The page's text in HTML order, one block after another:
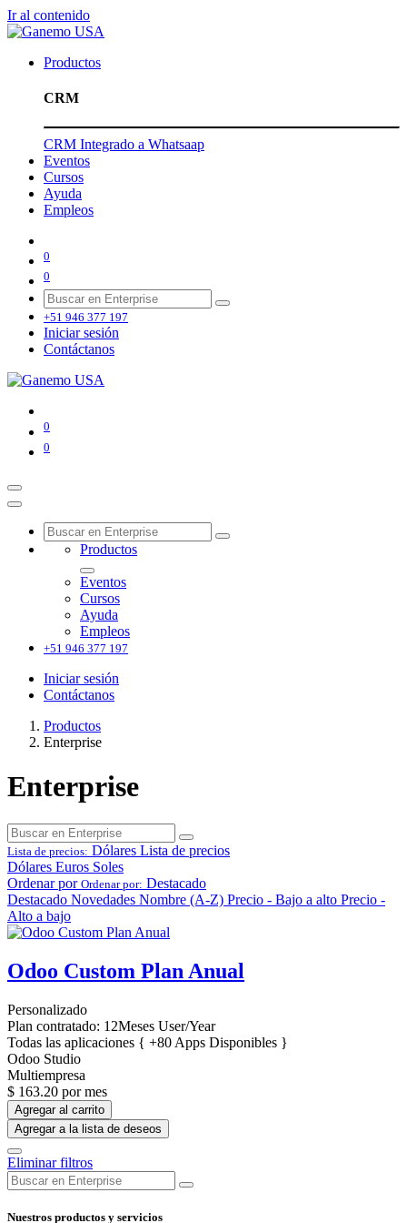
Ir al contenido
Productos
CRM
CRM Integrado a Whatsaap
Eventos
Cursos
Ayuda
Empleos
0
0
+51 946 377 197
Iniciar sesión
Contáctanos
0
0
Productos
Eventos
Cursos
Ayuda
Empleos
+51 946 377 197
Iniciar sesión
Contáctanos
Productos
Enterprise
Enterprise
Lista de precios: Dólares Lista de precios
Dólares Euros Soles
Ordenar por Ordenar por: Destacado
Destacado Novedades Nombre (A-Z) Precio - Bajo a alto Precio -
Alto a bajo
Odoo Custom Plan Anual
Personalizado
Plan contratado: 12Meses User/Year
Todas las aplicaciones { +80 Apps Disponibles }
Odoo Studio
Multiempresa
$ 163.20 por mes
Agregar al carrito
Agregar a la lista de deseos
Eliminar filtros
Nuestros productos y servicios